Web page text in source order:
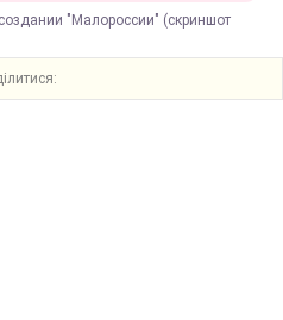
"Малороссии" (скриншот